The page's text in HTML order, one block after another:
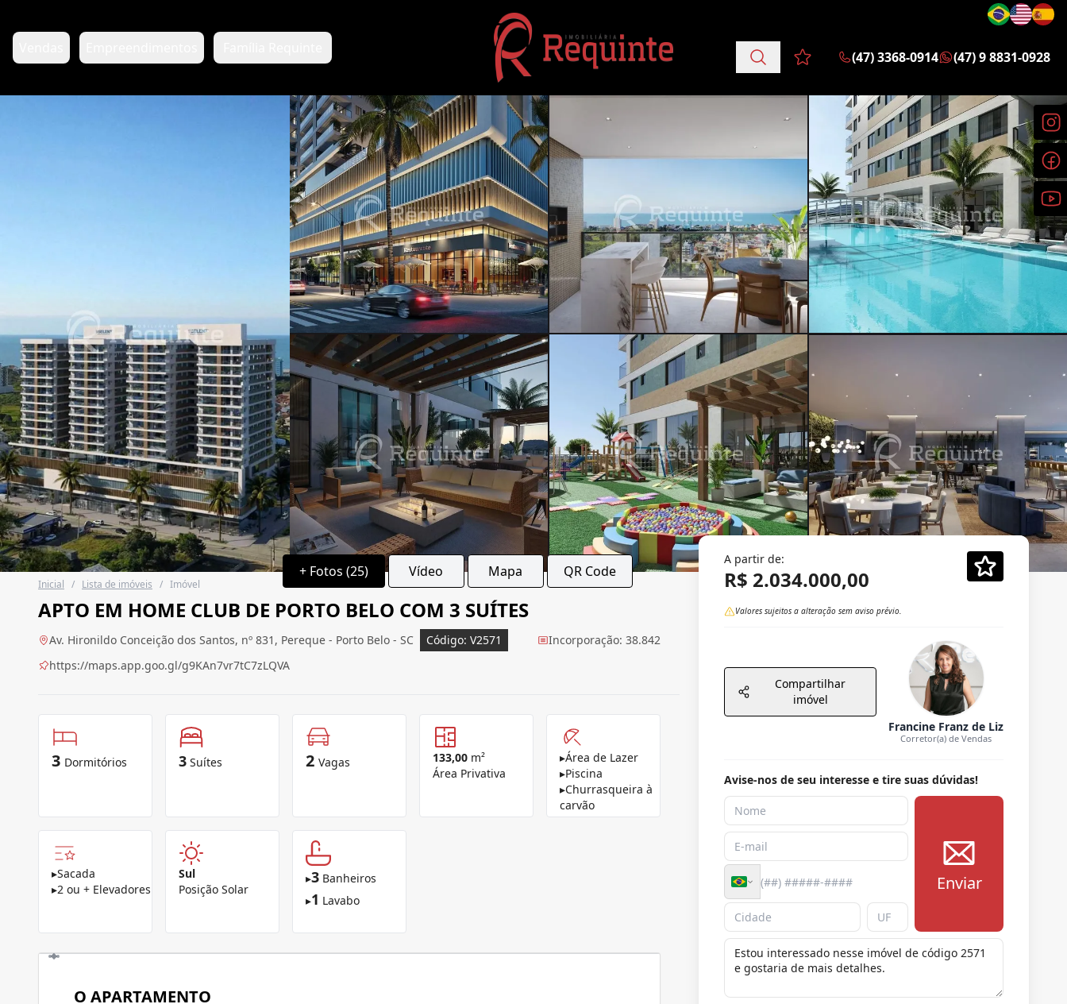
Favoritos (0 itens)
(47) 3368-0914 (47) 9 8831-0928
+ Fotos (25) Vídeo Mapa QR Code
Inicial / Lista de imóveis / Imóvel
APTO EM HOME CLUB DE PORTO BELO COM 3 SUÍTES
Av. Hironildo Conceição dos Santos, nº 831, Pereque - Porto Belo - SC Código: V2571
Incorporação: 38.842
https://maps.app.goo.gl/g9KAn7vr7tC7zLQVA
3 Dormitórios 3 Suítes 2 Vagas 133,00 m²
Área Privativa
▸Área de Lazer
▸Piscina
▸Churrasqueira à
carvão
▸Sacada
▸2 ou + Elevadores
Sul
Posição Solar
▸3 Banheiros
▸1 Lavabo
O APARTAMENTO
A partir de:
R$ 2.034.000,00
Valores sujeitos a alteração sem aviso prévio.
Compartilhar
imóvel
Francine Franz de Liz
Corretor(a) de Vendas
Avise-nos de seu interesse e tire suas dúvidas!
Enviar